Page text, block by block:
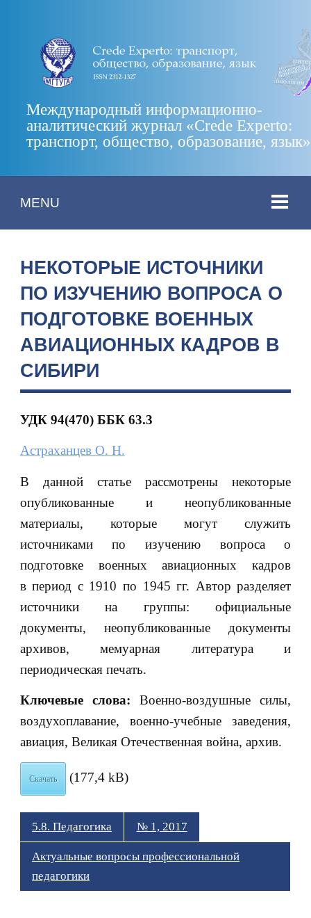
Международный информационно-
аналитический журнал «Crede Experto:
транспорт, общество, образование, язык»
MENU
НЕКОТОРЫЕ ИСТОЧНИКИ
ПО ИЗУЧЕНИЮ ВОПРОСА О
ПОДГОТОВКЕ ВОЕННЫХ
АВИАЦИОННЫХ КАДРОВ В
СИБИРИ
УДК 94(470) ББК 63.3
Астраханцев О. Н.
В данной статье рассмотрены некоторые
опубликованные и неопубликованные
материалы, которые могут служить
источниками по изучению вопроса о
подготовке военных авиационных кадров
в период с 1910 по 1945 гг. Автор разделяет
источники на группы: официальные
документы, неопубликованные документы
архивов, мемуарная литература и
периодическая печать.
Ключевые слова:Военно-воздушные силы,
воздухоплавание, военно-учебные заведения,
авиация, Великая Отечественная война, архив.
Скачать (177,4 kB)
5.8. Педагогика № 1, 2017
Актуальные вопросы профессиональной
педагогики